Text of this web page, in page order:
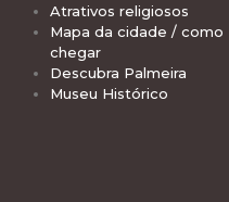
Atrativos religiosos
Mapa da cidade / como
chegar
Descubra Palmeira
Museu Histórico